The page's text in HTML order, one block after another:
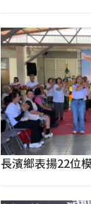
長濱鄉表揚22位